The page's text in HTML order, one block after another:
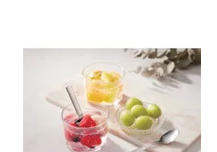
10月
木 金 土
1 2
3
7 8 9
10
14 15 16
17